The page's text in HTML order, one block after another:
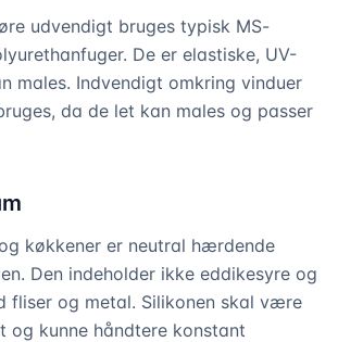
udvendigt bruges typisk MS-
De er elastiske, UV-
males. Indvendigt omkring vinduer
da de let kan males og passer
køkkener er neutral hærdende
Den indeholder ikke eddikesyre og
fliser og metal. Silikonen skal være
og kunne håndtere konstant